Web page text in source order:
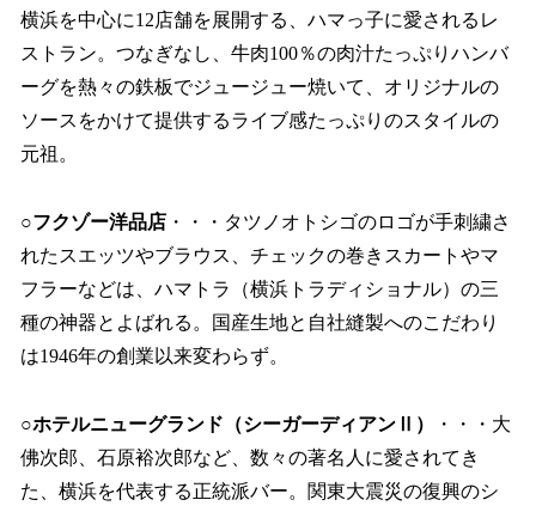
横浜を中心に12店舗を展開する、ハマっ子に愛されるレ
ストラン。つなぎなし、牛肉100％の肉汁たっぷりハンバ
ーグを熱々の鉄板でジュージュー焼いて、オリジナルの
ソースをかけて提供するライブ感たっぷりのスタイルの
元祖。
○フクゾー洋品店 ・・・タツノオトシゴのロゴが手刺繍さ
れたスエッツやブラウス、チェックの巻きスカートやマ
フラーなどは、ハマトラ（横浜トラディショナル）の三
種の神器とよばれる。国産生地と自社縫製へのこだわり
は1946年の創業以来変わらず。
○ホテルニューグランド（シーガーディアンⅡ）
・・・大
佛次郎、石原裕次郎など、数々の著名人に愛されてき
た、横浜を代表する正統派バー。関東大震災の復興のシ